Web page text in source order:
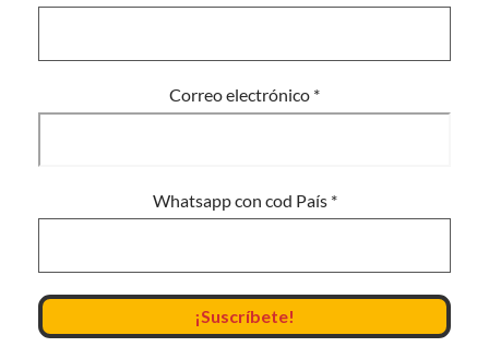
Correo electrónico *
Whatsapp con cod País *